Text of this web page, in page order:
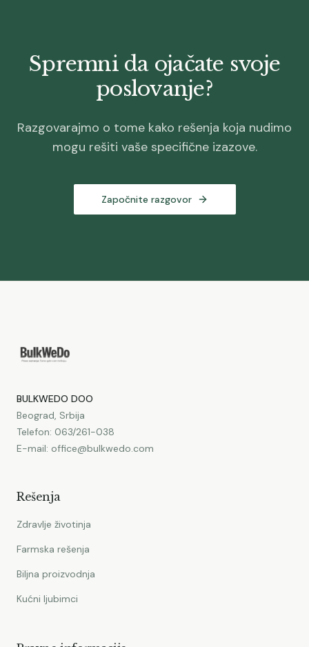
Spremni da ojačate svoje
poslovanje?
Razgovarajmo o tome kako rešenja koja nudimo
mogu rešiti vaše specifične izazove.
Započnite razgovor
BULKWEDO DOO
Beograd, Srbija
Telefon: 063/261-038
E-mail: office@bulkwedo.com
Rešenja
Zdravlje životinja
Farmska rešenja
Biljna proizvodnja
Kućni ljubimci